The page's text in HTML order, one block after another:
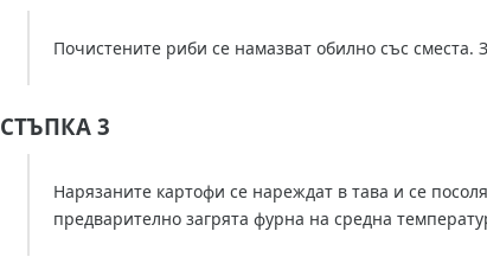
Почистените риби се намазват обилно със сместа.
СТЪПКА 3
Нарязаните картофи се нареждат в тава и се
предварително загрята фурна на средна